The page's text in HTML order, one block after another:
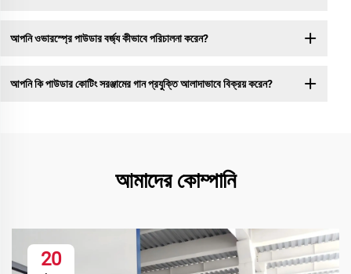
আপনি ওভারস্প্রে পাউডার বর্জ্য কীভাবে পরিচালনা করেন?
আপনি কি পাউডার কোটিং সরঞ্জামের গান প্রযুক্তি আলাদাভাবে বিক্রয় করেন?
আমাদের কোম্পানি
20